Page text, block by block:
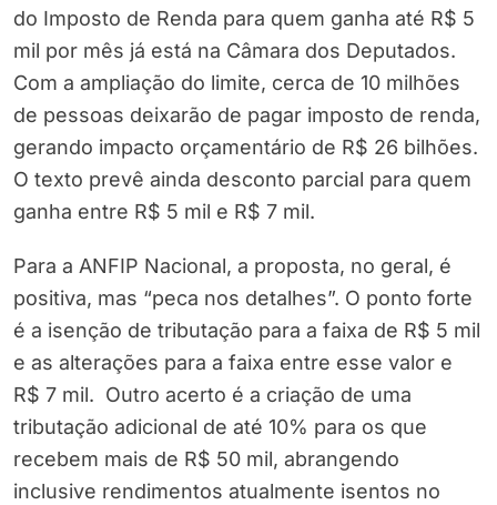
do Imposto de Renda para quem ganha até R$ 5
mil por mês já está na Câmara dos Deputados.
Com a ampliação do limite, cerca de 10 milhões
de pessoas deixarão de pagar imposto de renda,
gerando impacto orçamentário de R$ 26 bilhões.
O texto prevê ainda desconto parcial para quem
ganha entre R$ 5 mil e R$ 7 mil.
Para a ANFIP Nacional, a proposta, no geral, é
positiva, mas “peca nos detalhes”. O ponto forte
é a isenção de tributação para a faixa de R$ 5 mil
e as alterações para a faixa entre esse valor e
R$ 7 mil. Outro acerto é a criação de uma
tributação adicional de até 10% para os que
recebem mais de R$ 50 mil, abrangendo
inclusive rendimentos atualmente isentos no